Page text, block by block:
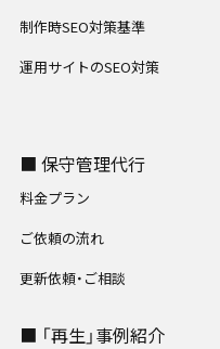
制作時SEO対策基準
運用サイトのSEO対策
■ 保守管理代行
料金プラン
ご依頼の流れ
更新依頼・ご相談
■ 「再生」事例紹介